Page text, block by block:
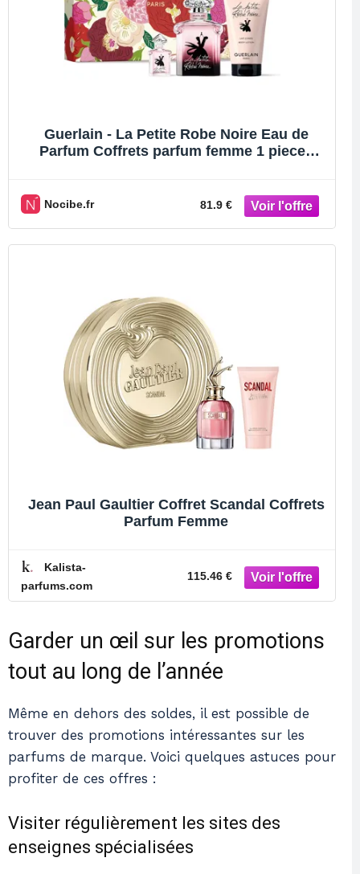
Guerlain - La Petite Robe Noire Eau de
Parfum Coffrets parfum femme 1 pieces
Nocibe.fr 81.9 €
Jean Paul Gaultier Coffret Scandal Coffrets
Parfum Femme
Kalista-
parfums.com
115.46 €
Garder un œil sur les promotions
tout au long de l’année
Même en dehors des soldes, il est possible de
trouver des promotions intéressantes sur les
parfums de marque. Voici quelques astuces pour
profiter de ces offres :
Visiter régulièrement les sites des
enseignes spécialisées